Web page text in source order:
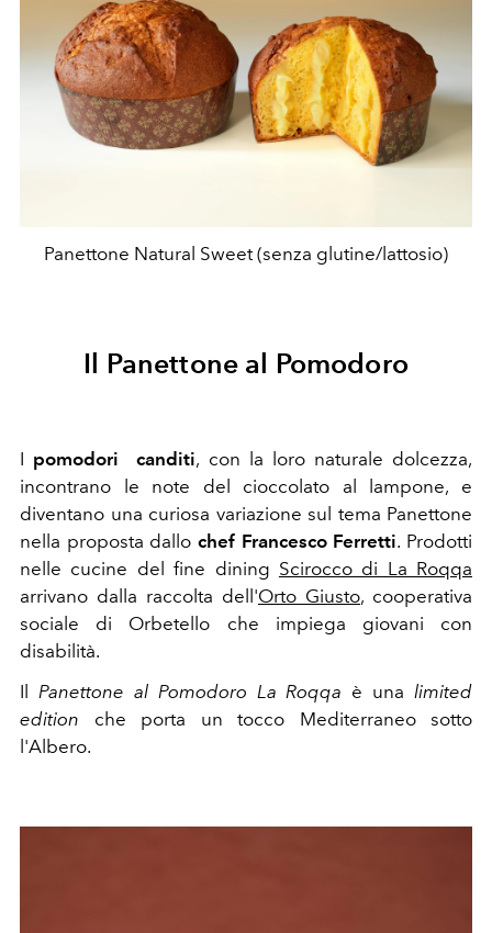
Panettone Natural Sweet (senza glutine/lattosio)
Il Panettone al Pomodoro
I pomodori canditi, con la loro naturale dolcezza,
incontrano le note del cioccolato al lampone, e
diventano una curiosa variazione sul tema Panettone
nella proposta dallo chef Francesco Ferretti. Prodotti
nelle cucine del fine dining Scirocco di La Roqqa
arrivano dalla raccolta dell'Orto Giusto, cooperativa
sociale di Orbetello che impiega giovani con
disabilità.
Il Panettone al Pomodoro La Roqqa è una limited
edition che porta un tocco Mediterraneo sotto
l'Albero.